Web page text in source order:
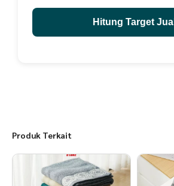
Hitung Target Jual
Produk Terkait